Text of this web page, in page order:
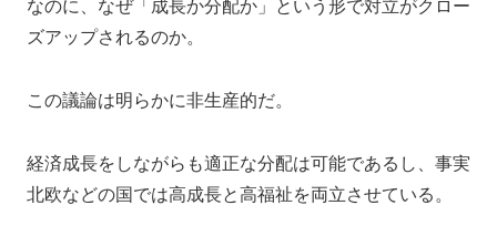
なのに、なぜ「成長か分配か」という形で対立がクロー
ズアップされるのか。
この議論は明らかに非生産的だ。
経済成長をしながらも適正な分配は可能であるし、事実
北欧などの国では高成長と高福祉を両立させている。